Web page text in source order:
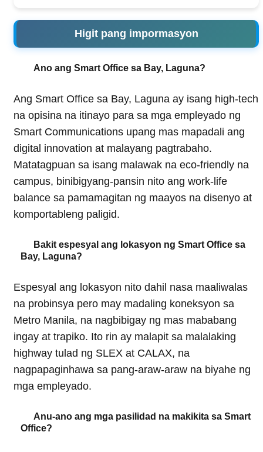
Higit pang impormasyon
Ano ang Smart Office sa Bay, Laguna?
Ang Smart Office sa Bay, Laguna ay isang high-tech
na opisina na itinayo para sa mga empleyado ng
Smart Communications upang mas mapadali ang
digital innovation at malayang pagtrabaho.
Matatagpuan sa isang malawak na eco-friendly na
campus, binibigyang-pansin nito ang work-life
balance sa pamamagitan ng maayos na disenyo at
komportableng paligid.
Bakit espesyal ang lokasyon ng Smart Office sa
Bay, Laguna?
Espesyal ang lokasyon nito dahil nasa maaliwalas
na probinsya pero may madaling koneksyon sa
Metro Manila, na nagbibigay ng mas mababang
ingay at trapiko. Ito rin ay malapit sa malalaking
highway tulad ng SLEX at CALAX, na
nagpapaginhawa sa pang-araw-araw na biyahe ng
mga empleyado.
Anu-ano ang mga pasilidad na makikita sa Smart
Office?